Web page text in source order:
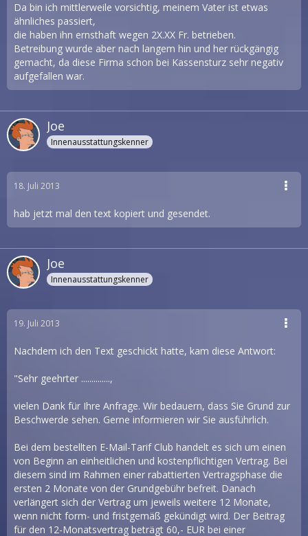
Da bin ich mittlerweile vorsichtig, meinem Vater ist etwas
ähnliches passiert,
die haben ihn ernsthaft wegen 2X.XX Fr. betrieben.
Betreibung wurde aber nach langem hin und her rückgängig
gemacht, da diese Firma schon bei Kassensturz sehr negativ
aufgefallen war.
Joe
Innenausstattungskenner
18. Juli 2013
hab jetzt mal den text kopiert und gesendet.
Joe
Innenausstattungskenner
19. Juli 2013
Nachdem ich den Text geschickt hatte, kam diese Antwort:
"Sehr geehrter ..............,
vielen Dank für Ihre Anfrage. Wir bedauern, dass Sie Grund zur
Beschwerde sehen. Gerne informieren wir Sie ausführlich.
Bei dem bestellten E-Mail-Tarif Club handelt es sich um einen
von Beginn an einheitlichen und kostenpflichtigen Vertrag. Bei
diesem sind im Rahmen einer rabattierten Vertragsphase die
ersten 2 Monate von der Grundgebühr befreit. Danach
verlängert sich der Vertrag um jeweils weitere 12 Monate,
wenn nicht form- und fristgemäß gekündigt wird. Der Beitrag
für den 12-Monatsvertrag beträgt 60,- EUR bei einer